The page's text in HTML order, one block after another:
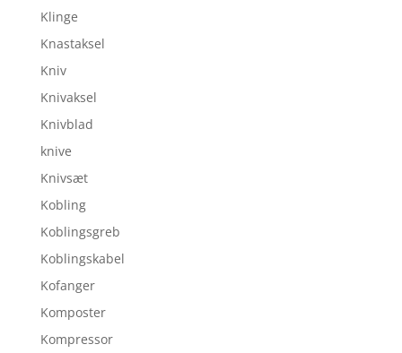
Klinge
Knastaksel
Kniv
Knivaksel
Knivblad
knive
Knivsæt
Kobling
Koblingsgreb
Koblingskabel
Kofanger
Komposter
Kompressor